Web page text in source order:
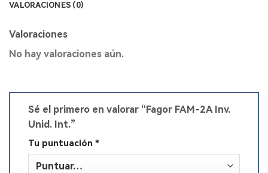
VALORACIONES (0)
Valoraciones
No hay valoraciones aún.
Sé el primero en valorar “Fagor FAM-2A Inv.
Unid. Int.”
Tu puntuación *